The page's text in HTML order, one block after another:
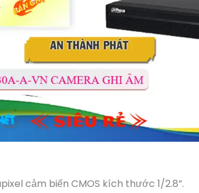
cảm biến CMOS kích thước 1/2.8”.